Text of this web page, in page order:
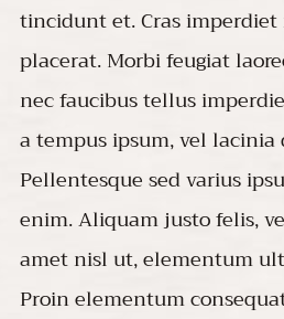
tincidunt et. Cras
placerat. Morbi feugiat
nec faucibus tellus
a tempus ipsum, vel lacinia
Pellentesque sed varius
enim. Aliquam justo felis,
amet nisl ut, elementum
Proin elementum